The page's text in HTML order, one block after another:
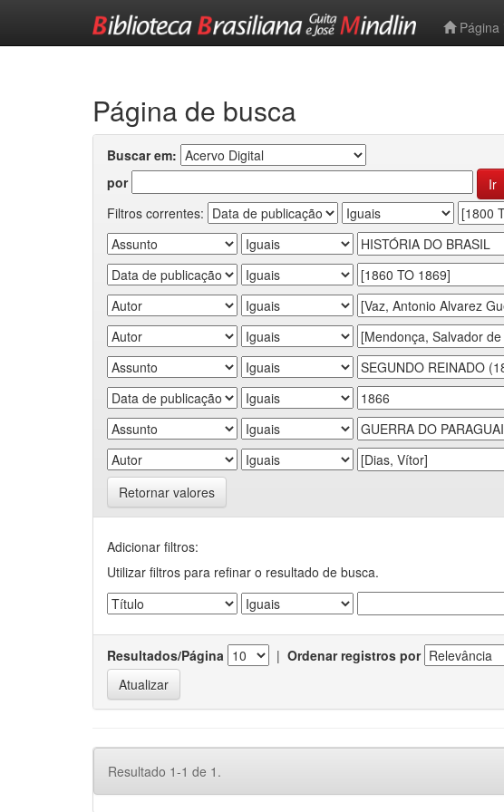
Página
Página de busca
Buscar em:
por
Filtros correntes:
Retornar valores
Adicionar filtros:
Utilizar filtros para refinar o resultado de busca.
Resultados/Página | Ordenar registros por
Resultado 1-1 de 1.